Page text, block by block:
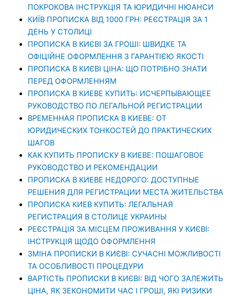
ПОКРОКОВА ІНСТРУКЦІЯ ТА ЮРИДИЧНІ НЮАНСИ
КИЇВ ПРОПИСКА ВІД 1000 ГРН: РЕЄСТРАЦІЯ ЗА 1
ДЕНЬ У СТОЛИЦІ
ПРОПИСКА В КИЄВІ ЗА ГРОШІ: ШВИДКЕ ТА
ОФІЦІЙНЕ ОФОРМЛЕННЯ З ГАРАНТІЄЮ ЯКОСТІ
ПРОПИСКА В КИЄВІ ЦІНА: ЩО ПОТРІБНО ЗНАТИ
ПЕРЕД ОФОРМЛЕННЯМ
ПРОПИСКА В КИЕВЕ КУПИТЬ: ИСЧЕРПЫВАЮЩЕЕ
РУКОВОДСТВО ПО ЛЕГАЛЬНОЙ РЕГИСТРАЦИИ
ВРЕМЕННАЯ ПРОПИСКА В КИЕВЕ: ОТ
ЮРИДИЧЕСКИХ ТОНКОСТЕЙ ДО ПРАКТИЧЕСКИХ
ШАГОВ
КАК КУПИТЬ ПРОПИСКУ В КИЕВЕ: ПОШАГОВОЕ
РУКОВОДСТВО И РЕКОМЕНДАЦИИ
ПРОПИСКА В КИЕВЕ НЕДОРОГО: ДОСТУПНЫЕ
РЕШЕНИЯ ДЛЯ РЕГИСТРАЦИИ МЕСТА ЖИТЕЛЬСТВА
ПРОПИСКА КИЕВ КУПИТЬ: ЛЕГАЛЬНАЯ
РЕГИСТРАЦИЯ В СТОЛИЦЕ УКРАИНЫ
РЕЄСТРАЦІЯ ЗА МІСЦЕМ ПРОЖИВАННЯ У КИЄВІ:
ІНСТРУКЦІЯ ЩОДО ОФОРМЛЕННЯ
ЗМІНА ПРОПИСКИ В КИЄВІ: СУЧАСНІ МОЖЛИВОСТІ
ТА ОСОБЛИВОСТІ ПРОЦЕДУРИ
ВАРТІСТЬ ПРОПИСКИ В КИЄВІ: ВІД ЧОГО ЗАЛЕЖИТЬ
ЦІНА, ЯК ЗЕКОНОМИТИ ЧАС І ГРОШІ, ЯКІ РИЗИКИ